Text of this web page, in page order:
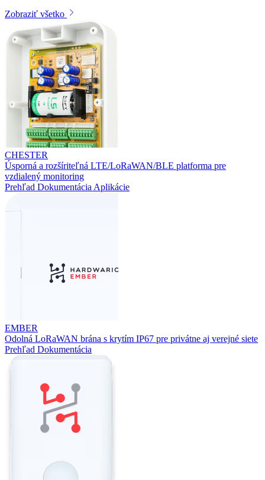
Zobraziť všetko
CHESTER
Úsporná a rozšíriteľná LTE/LoRaWAN/BLE platforma pre
vzdialený monitoring
Prehľad Dokumentácia Aplikácie
EMBER
Odolná LoRaWAN brána s krytím IP67 pre privátne aj verejné siete
Prehľad Dokumentácia